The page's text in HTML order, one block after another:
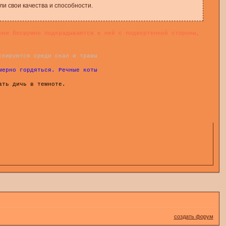
свои качества и способности.
бесшумно подкрадываются к ней с подвертенной стороны,
среди скал и травы
гордяться. Речные коты
дичь в темноте.
создать форум